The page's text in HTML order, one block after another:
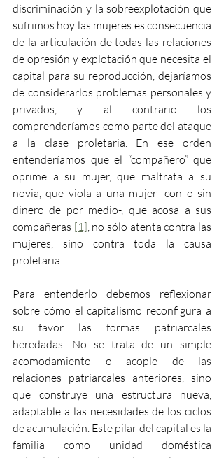
discriminación y la sobreexplotación que
sufrimos hoy las mujeres es consecuencia
de la articulación de todas las relaciones
de opresión y explotación que necesita el
capital para su reproducción, dejaríamos
de considerarlos problemas personales y
privados, y al contrario los
comprenderíamos como parte del ataque
a la clase proletaria. En ese orden
entenderíamos que el “compañero” que
oprime a su mujer, que maltrata a su
novia, que viola a una mujer- con o sin
dinero de por medio-, que acosa a sus
compañeras [1] , no sólo atenta contra las
mujeres, sino contra toda la causa
proletaria.
Para entenderlo debemos reflexionar
sobre cómo el capitalismo reconfigura a
su favor las formas patriarcales
heredadas. No se trata de un simple
acomodamiento o acople de las
relaciones patriarcales anteriores, sino
que construye una estructura nueva,
adaptable a las necesidades de los ciclos
de acumulación. Este pilar del capital es la
familia como unidad doméstica